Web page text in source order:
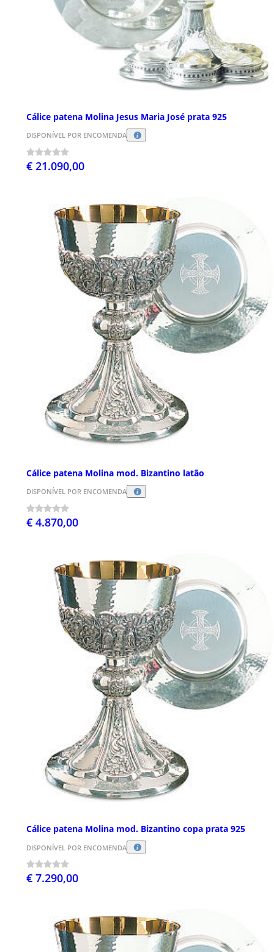
Cálice patena Molina Jesus Maria José prata 925
DISPONÍVEL POR ENCOMENDA
€ 21.090,00
Cálice patena Molina mod. Bizantino latão
DISPONÍVEL POR ENCOMENDA
€ 4.870,00
Cálice patena Molina mod. Bizantino copa prata 925
DISPONÍVEL POR ENCOMENDA
€ 7.290,00